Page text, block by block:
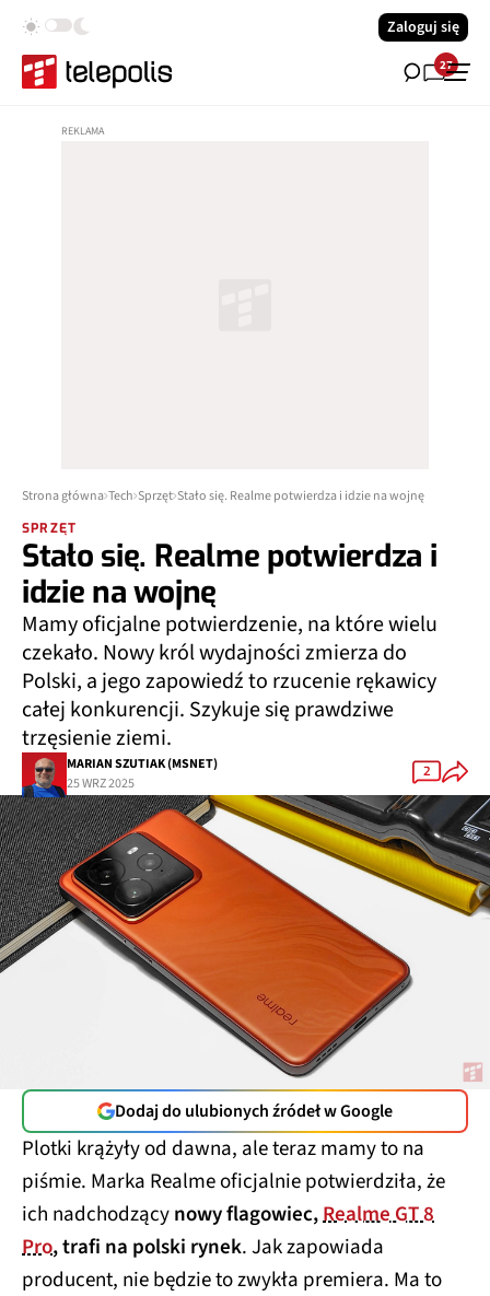
Zaloguj się
27
Strona główna Tech Sprzęt Stało się. Realme potwierdza i idzie na wojnę
SPRZĘT
Stało się. Realme potwierdza i
idzie na wojnę
Mamy oficjalne potwierdzenie, na które wielu
czekało. Nowy król wydajności zmierza do
Polski, a jego zapowiedź to rzucenie rękawicy
całej konkurencji. Szykuje się prawdziwe
trzęsienie ziemi.
MARIAN SZUTIAK (MSNET)
25 WRZ 2025
2
Dodaj do ulubionych źródeł w Google
Plotki krążyły od dawna, ale teraz mamy to na
piśmie. Marka Realme oficjalnie potwierdziła, że
ich nadchodzącynowy flagowiec,Realme GT 8
Pro, trafi na polski rynek. Jak zapowiada
producent, nie będzie to zwykła premiera. Ma to